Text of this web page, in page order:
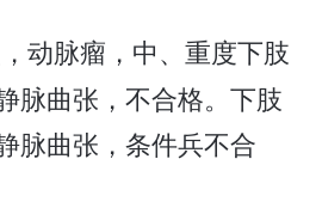
动脉瘤，中、重度下肢
脉曲张，不合格。下肢
脉曲张，条件兵不合